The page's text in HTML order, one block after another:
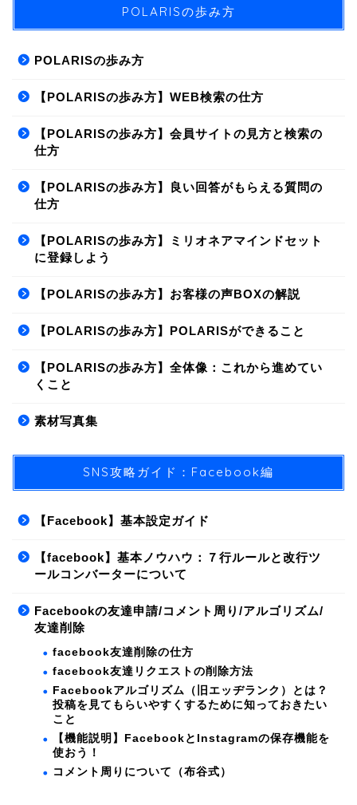
POLARISの歩み方
POLARISの歩み方
【POLARISの歩み方】WEB検索の仕方
【POLARISの歩み方】会員サイトの見方と検索の
仕方
【POLARISの歩み方】良い回答がもらえる質問の
仕方
【POLARISの歩み方】ミリオネアマインドセット
に登録しよう
【POLARISの歩み方】お客様の声BOXの解説
【POLARISの歩み方】POLARISができること
【POLARISの歩み方】全体像：これから進めてい
くこと
素材写真集
SNS攻略ガイド：Facebook編
【Facebook】基本設定ガイド
【facebook】基本ノウハウ：７行ルールと改行ツ
ールコンバーターについて
Facebookの友達申請/コメント周り/アルゴリズム/
友達削除
facebook友達削除の仕方
facebook友達リクエストの削除方法
Facebookアルゴリズム（旧エッヂランク）とは？
投稿を見てもらいやすくするために知っておきたい
こと
【機能説明】FacebookとInstagramの保存機能を
使おう！
コメント周りについて（布谷式）